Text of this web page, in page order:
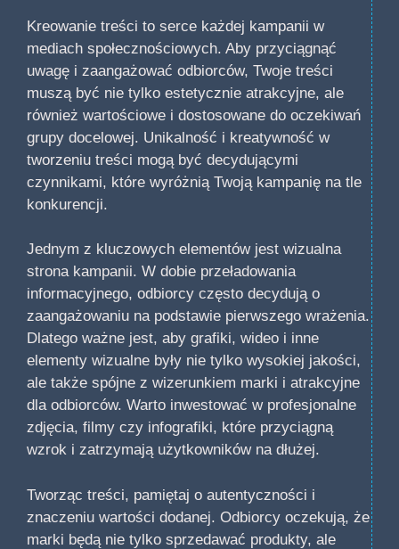
Kreowanie treści to serce każdej kampanii w
mediach społecznościowych. Aby przyciągnąć
uwagę i zaangażować odbiorców, Twoje treści
muszą być nie tylko estetycznie atrakcyjne, ale
również wartościowe i dostosowane do oczekiwań
grupy docelowej. Unikalność i kreatywność w
tworzeniu treści mogą być decydującymi
czynnikami, które wyróżnią Twoją kampanię na tle
konkurencji.
Jednym z kluczowych elementów jest wizualna
strona kampanii. W dobie przeładowania
informacyjnego, odbiorcy często decydują o
zaangażowaniu na podstawie pierwszego wrażenia.
Dlatego ważne jest, aby grafiki, wideo i inne
elementy wizualne były nie tylko wysokiej jakości,
ale także spójne z wizerunkiem marki i atrakcyjne
dla odbiorców. Warto inwestować w profesjonalne
zdjęcia, filmy czy infografiki, które przyciągną
wzrok i zatrzymają użytkowników na dłużej.
Tworząc treści, pamiętaj o autentyczności i
znaczeniu wartości dodanej. Odbiorcy oczekują, że
marki będą nie tylko sprzedawać produkty, ale